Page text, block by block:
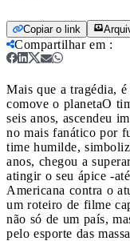
Copiar o link
Compartilhar em :
Mais que a tragédia,
comove o planetaO
seis anos, ascendeu
no mais fanático por
time humilde,
anos, chegou a
atingir o seu ápice -
Americana contra o
um roteiro de filme
não só de um país,
pelo esporte das